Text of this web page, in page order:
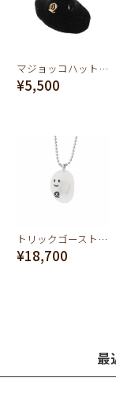
マジョッコハット チャーム(フロッキー)
¥5,500
トリックゴースト トゥ―ス ネックレス (シルバー)
¥18,700
最